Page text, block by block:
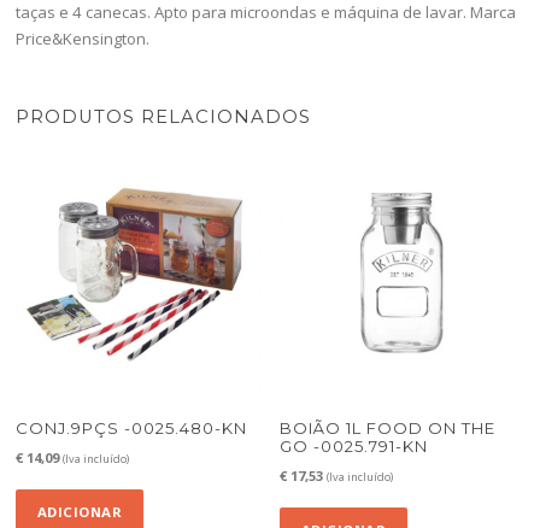
taças e 4 canecas. Apto para microondas e máquina de lavar. Marca
Price&Kensington.
PRODUTOS RELACIONADOS
CONJ.9PÇS -0025.480-KN
€ 14,09 (Iva incluído)
ADICIONAR
BOIÃO 1L FOOD ON THE
GO -0025.791-KN
€ 17,53 (Iva incluído)